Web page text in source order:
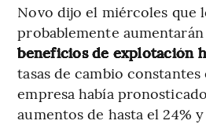
Novo dijo el miércoles que
probablemente
beneficios de explotación
tasas de cambio constantes
empresa había
aumentos de hasta el 24%